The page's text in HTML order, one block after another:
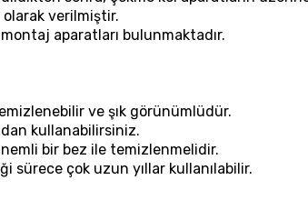
verilmiştir.
aparatları bulunmaktadır.
ve şık görünümlüdür.
kullanabilirsiniz.
bir bez ile temizlenmelidir.
sürece çok uzun yıllar kullanılabilir.